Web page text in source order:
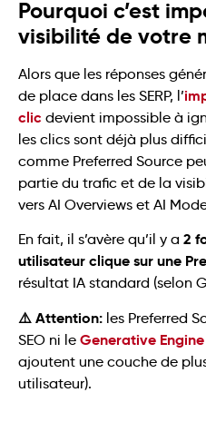
Pourquoi c’est
visibilité de votre
Alors que les réponses
de place dans les SERP, l’
clic devient impossible à
les clics sont déjà plus
comme Preferred Source
partie du trafic et de la
vers AI Overviews et AI
En fait, il s’avère qu’il y a 2
utilisateur clique sur une
résultat IA standard (selon
⚠️ Attention: les Preferred
SEO ni le Generative
ajoutent une couche de
utilisateur).